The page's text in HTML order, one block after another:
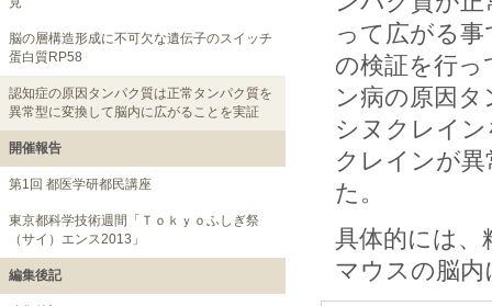
脳の層構造形成に不可欠な遺伝子のスイッチ
蛋白質RP58
認知症の原因タンパク質は正常タンパク質を
異常型に変換して脳内に広がることを実証
開催報告
第1回 都医学研都民講座
東京都科学技術週間「Ｔｏｋｙｏふしぎ祭
（サイ）エンス2013」
編集後記
って広がる
の検証を行
ン病の原因
シヌクレイ
クレインが
た。
具体的には、
マウスの脳